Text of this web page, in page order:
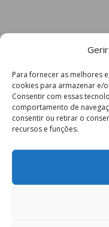
Para fornecer as melhores
cookies para armazenar e/
Consentir com essas
comportamento de
consentir ou retirar o
recursos e funções.